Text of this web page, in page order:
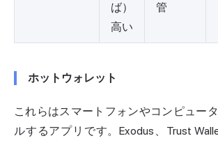
ば）
高い
管
ホットウォレット
これらはスマートフォンやコンピュー
ルするアプリです。Exodus、Trust